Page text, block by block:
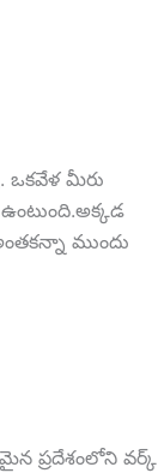
ఒకవేళ మీరు
ముందు
ప్రదేశంలోని వర్క్